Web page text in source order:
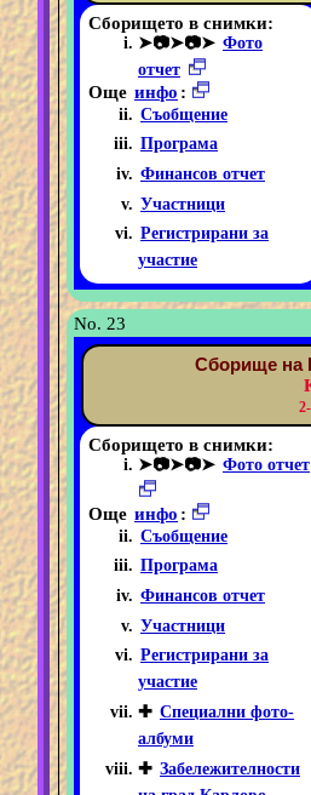
Сборището в снимки:
➤📷➤📷➤ Фото
отчет
Още инфо :
Съобщение
Програма
Финансов отчет
Участници
Регистрирани за
участие
No. 23
Сборище на
Сборището в снимки:
➤📷➤📷➤ Фото отчет
Още инфо :
Съобщение
Програма
Финансов отчет
Участници
Регистрирани за
участие
✚ Специални фото-
албуми
✚ Забележителности